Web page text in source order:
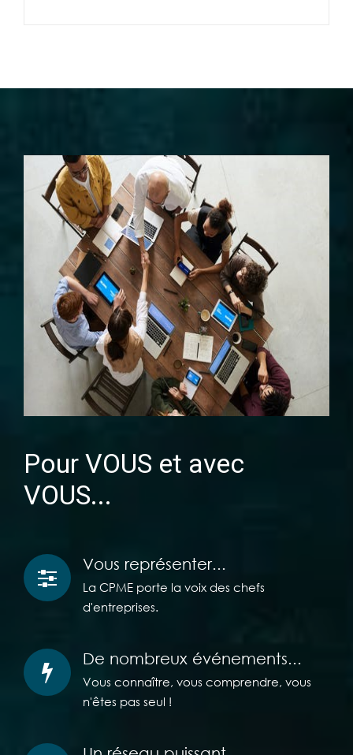
Pour VOUS et avec
VOUS...
Vous représenter...
La CPME porte la voix des chefs
d'entreprises.
De nombreux événements...
Vous connaître, vous comprendre, vous
n'êtes pas seul !